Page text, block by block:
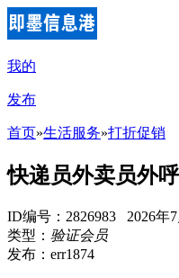
我的
发布
首页»生活服务»打折促销
快递员外卖员外
ID编号：2826983 2026年
类型： 验证会员
发布：err1874